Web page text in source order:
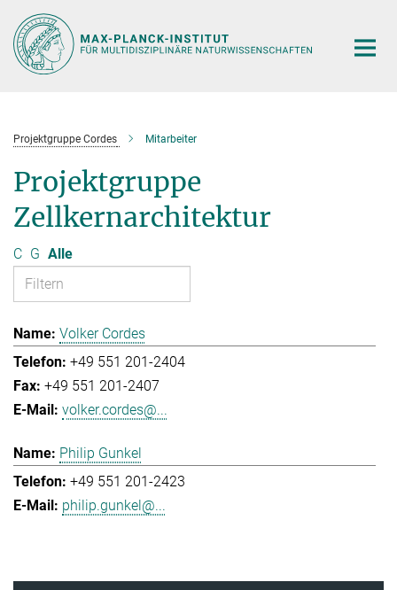
Hauptinhalt
Projektgruppe Cordes Mitarbeiter
Projektgruppe
Zellkernarchitektur
C G Alle
Volker Cordes
+49 551 201-2404
+49 551 201-2407
volker.cordes@...
Philip Gunkel
+49 551 201-2423
philip.gunkel@...